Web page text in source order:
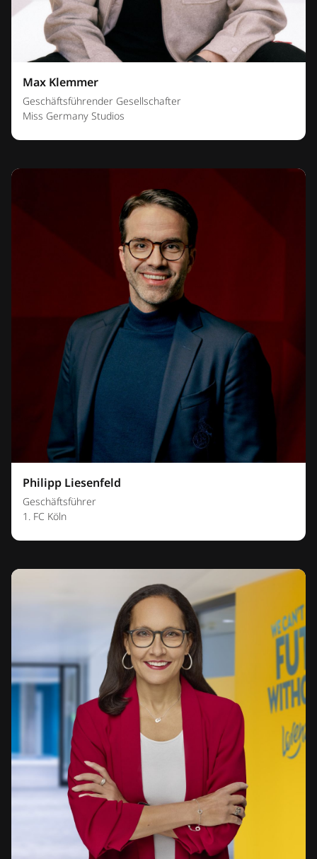
Max Klemmer
Geschäftsführender Gesellschafter
Miss Germany Studios
Philipp Liesenfeld
Geschäftsführer
1. FC Köln